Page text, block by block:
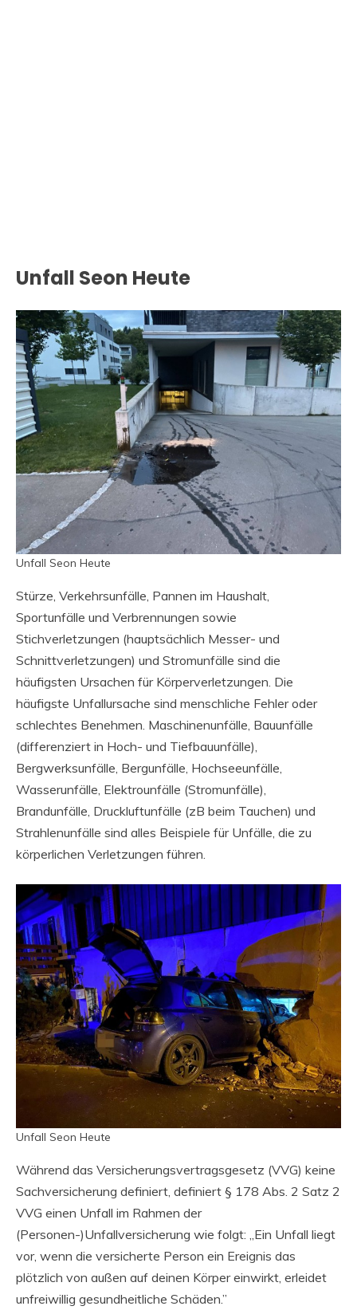
Unfall Seon Heute
Unfall Seon Heute
Stürze, Verkehrsunfälle, Pannen im Haushalt,
Sportunfälle und Verbrennungen sowie
Stichverletzungen (hauptsächlich Messer- und
Schnittverletzungen) und Stromunfälle sind die
häufigsten Ursachen für Körperverletzungen. Die
häufigste Unfallursache sind menschliche Fehler oder
schlechtes Benehmen. Maschinenunfälle, Bauunfälle
(differenziert in Hoch- und Tiefbauunfälle),
Bergwerksunfälle, Bergunfälle, Hochseeunfälle,
Wasserunfälle, Elektrounfälle (Stromunfälle),
Brandunfälle, Druckluftunfälle (zB beim Tauchen) und
Strahlenunfälle sind alles Beispiele für Unfälle, die zu
körperlichen Verletzungen führen.
Unfall Seon Heute
Während das Versicherungsvertragsgesetz (VVG) keine
Sachversicherung definiert, definiert § 178 Abs. 2 Satz 2
VVG einen Unfall im Rahmen der
(Personen-)Unfallversicherung wie folgt: „Ein Unfall liegt
vor, wenn die versicherte Person ein Ereignis das
plötzlich von außen auf deinen Körper einwirkt, erleidet
unfreiwillig gesundheitliche Schäden.”